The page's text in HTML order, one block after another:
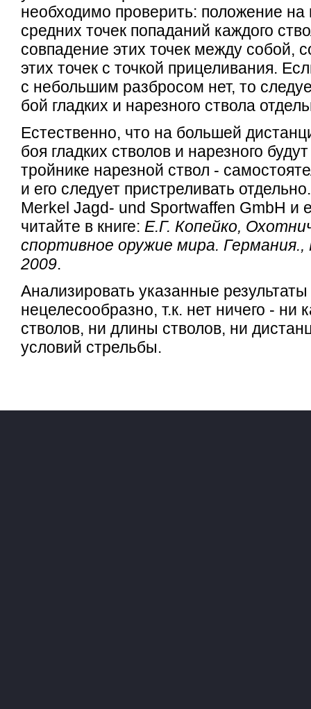
необходимо проверить: положение
средних точек попаданий каждого
совпадение этих точек между собой,
этих точек с точкой прицеливания.
с небольшим разбросом нет, то
бой гладких и нарезного ствола
Естественно, что на большей
боя гладких стволов и нарезного
тройнике нарезной ствол -
и его следует пристреливать
Merkel Jagd- und Sportwaffen GmbH и
читайте в книге: Е.Г. Копейко,
спортивное оружие мира. Германия.,
2009.
Анализировать указанные результаты
нецелесообразно, т.к. нет ничего - ни
стволов, ни длины стволов, ни
условий стрельбы.